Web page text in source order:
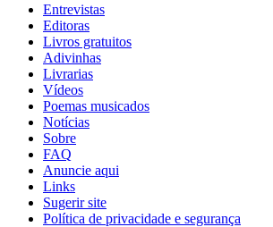
Entrevistas
Editoras
Livros gratuitos
Adivinhas
Livrarias
Vídeos
Poemas musicados
Notícias
Sobre
FAQ
Anuncie aqui
Links
Sugerir site
Política de privacidade e segurança